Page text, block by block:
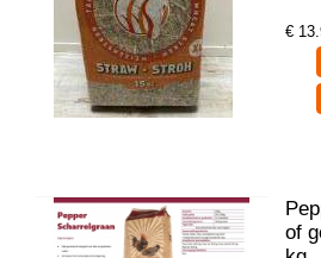
€
of